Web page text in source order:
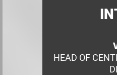
HEAD OF